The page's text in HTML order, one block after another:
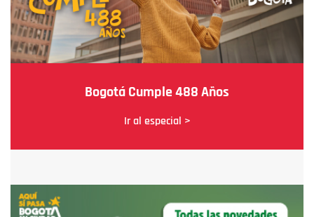
Bogotá Cumple 488 Años
Ir al especial >